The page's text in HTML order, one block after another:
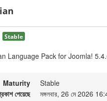
Stable
Language Pack for Joomla!
Maturity
Stable
পেয়েছে
মঙ্গলবার, 26 মে 2026